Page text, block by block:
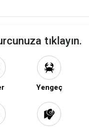
tıklayın.
Yengeç